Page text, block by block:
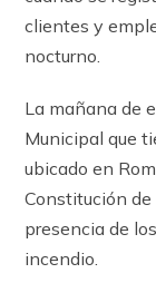
clientes y
nocturno.
La mañana de
Municipal que
ubicado en
Constitución
presencia de
incendio.